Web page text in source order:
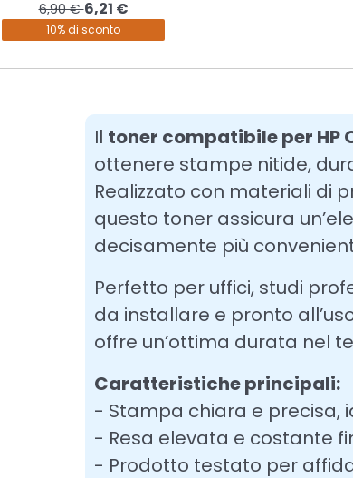
6,90 €6,21 €
10% di sconto
Il toner compatibile per HP
ottenere stampe nitide,
Realizzato con materiali di
questo toner assicura
decisamente più
Perfetto per uffici, studi
da installare e pronto
offre un’ottima durata nel
Caratteristiche principali:
- Stampa chiara e precisa,
- Resa elevata e costante
- Prodotto testato per